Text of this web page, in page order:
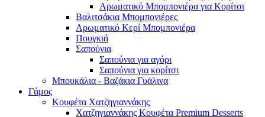
Αρωματικό Μπομπονιέρα για Κορίτσι
Βαλιτσάκια Μπομπονιέρες
Αρωματικό Κερί Μπομπονιέρα
Πουγκιά
Σαπούνια
Σαπούνια για αγόρι
Σαπούνια για κορίτσι
Μπουκάλια - Βαζάκια Γυάλινα
Γάμος
Κουφέτα Χατζηγιαννάκης
Χατζηγιαννάκης Κουφέτα Premium Desserts